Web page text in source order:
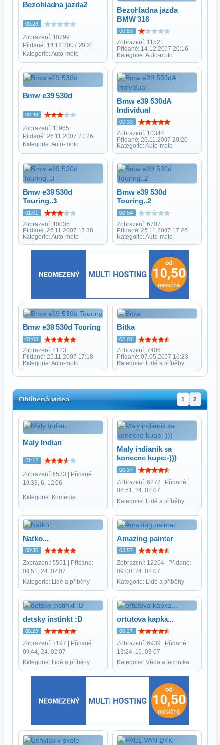
Bezohladna jazda2
00:28
Zobrazení: 10799
Přidané: 14.12.2007 20:21
Kategorie: Auto-moto
Bezohladna jazda
BMW 318
00:53
Zobrazení: 11521
Přidané: 14.12.2007 20:16
Kategorie: Auto-moto
Bmw e39 530d
00:48
Zobrazení: 11965
Přidané: 26.11.2007 20:26
Kategorie: Auto-moto
Bmw e39 530dA
Individual
00:33
Zobrazení: 10344
Přidané: 26.11.2007 20:20
Kategorie: Auto-moto
Bmw e39 530d
Touring..3
01:01
Zobrazení: 10035
Přidané: 26.11.2007 13:38
Kategorie: Auto-moto
Bmw e39 530d
Touring..2
00:54
Zobrazení: 6707
Přidané: 25.11.2007 17:26
Kategorie: Auto-moto
Bmw e39 530d Touring
01:08
Zobrazení: 4123
Přidané: 25.11.2007 17:18
Kategorie: Auto-moto
Bitka
02:01
Zobrazení: 7406
Přidané: 07.05.2007 16:23
Kategorie: Lidé a příběhy
Oblíbená videa 1 2
Maly Indian
01:12
Zobrazení: 6533 | Přidané:
10:33, 6. 12 06
Kategorie: Komedie
Maly indianik sa
konecne kupe:-)))
00:37
Zobrazení: 6272 | Přidané:
08:51, 24. 02 07
Kategorie: Lidé a příběhy
Natko...
00:35
Zobrazení: 5551 | Přidané:
08:51, 24. 02 07
Kategorie: Lidé a příběhy
Amazing painter
03:57
Zobrazení: 12204 | Přidané:
09:00, 24. 02 07
Kategorie: Lidé a příběhy
detsky instinkt :D
00:29
Zobrazení: 7197 | Přidané:
09:44, 24. 02 07
Kategorie: Lidé a příběhy
ortutova kapka...
00:27
Zobrazení: 6939 | Přidané:
13:24, 15. 03 07
Kategorie: Věda a technika